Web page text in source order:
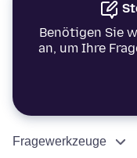
Benötigen Sie
an, um Ihre
Fragewerkzeuge